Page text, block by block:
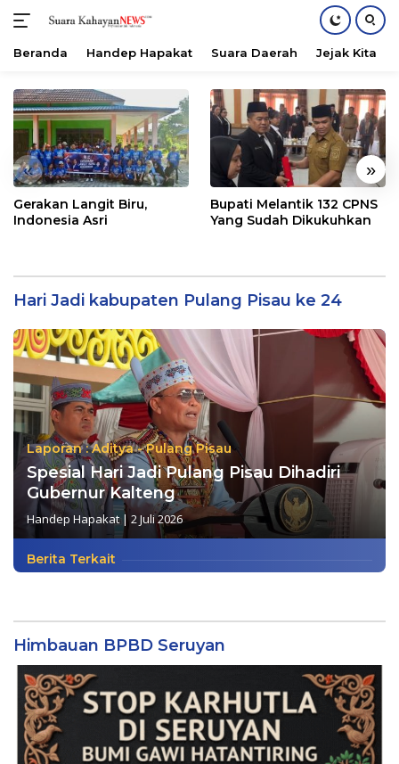
konten
Beranda Handep Hapakat Suara Daerah Jejak Kita
« »
Gerakan Langit Biru,
Indonesia Asri
Bupati Melantik 132 CPNS
Yang Sudah Dikukuhkan
Hari Jadi kabupaten Pulang Pisau ke 24
Laporan : Aditya - Pulang Pisau
Spesial Hari Jadi Pulang Pisau Dihadiri
Gubernur Kalteng
Handep Hapakat| 2 Juli 2026
Berita Terkait
Himbauan BPBD Seruyan